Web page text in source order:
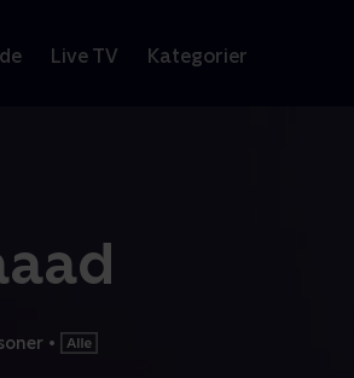
Live TV Kategorier
•